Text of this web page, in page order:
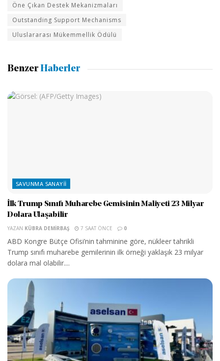
Öne Çıkan Destek Mekanizmaları
Outstanding Support Mechanisms
Uluslararası Mükemmellik Ödülü
Benzer Haberler
SAVUNMA SANAYII
İlk Trump Sınıfı Muharebe Gemisinin Maliyeti 23 Milyar
Dolara Ulaşabilir
YAZAN KÜBRA DEMIRBAŞ 7 SAAT ÖNCE 0
ABD Kongre Bütçe Ofisi’nin tahminine göre, nükleer tahrikli
Trump sınıfı muharebe gemilerinin ilk örneği yaklaşık 23 milyar
dolara mal olabilir....